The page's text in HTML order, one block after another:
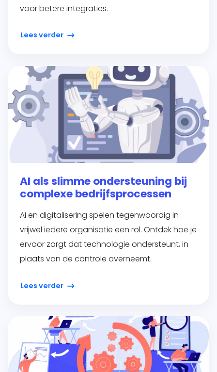
voor betere integraties.
Lees verder
AI als slimme ondersteuning bij
complexe bedrijfsprocessen
AI en digitalisering spelen tegenwoordig in
vrijwel iedere organisatie een rol. Ontdek hoe je
ervoor zorgt dat technologie ondersteunt, in
plaats van de controle overneemt.
Lees verder